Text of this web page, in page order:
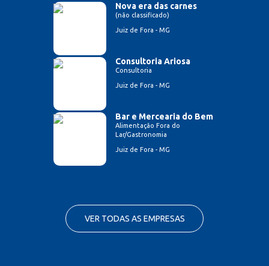
Nova era das carnes
(não classificado)
Juiz de Fora - MG
Consultoria Ariosa
Consultoria
Juiz de Fora - MG
Bar e Mercearia do Bem
Alimentação Fora do
Lar/Gastronomia
Juiz de Fora - MG
VER TODAS AS EMPRESAS